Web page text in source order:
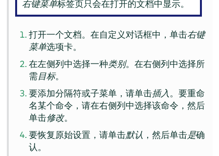
右键菜单标签页只会在打开的文档中显示。
打开一个文档。在自定义对话框中，单击右键
菜单选项卡。
在左侧列中选择一种类别。在右侧列中选择所
需目标。
要添加分隔符或子菜单，请单击插入。要重命
名某个命令，请在右侧列中选择该命令，然后
单击修改。
要恢复原始设置，请单击默认 ，然后单击是确
认。